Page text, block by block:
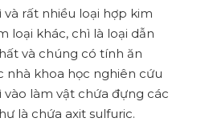
và rất nhiều loại hợp kim
loại khác, chì là loại dẫn
và chúng có tính ăn
nhà khoa học nghiên cứu
làm vật chứa đựng các
là chứa axit sulfuric.